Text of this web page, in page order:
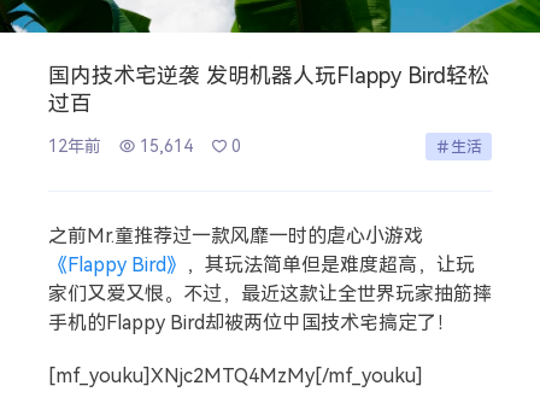
热门分类
国内技术宅逆袭 发明机器人玩Flappy Bird轻松
过百
12年前 15,614 0 生活
之前Mr.童推荐过一款风靡一时的虐心小游戏
《Flappy Bird》
，其玩法简单但是难度超高，让玩
家们又爱又恨。不过，最近这款让全世界玩家抽筋摔
手机的Flappy Bird却被两位中国技术宅搞定了！
[mf_youku]XNjc2MTQ4MzMy[/mf_youku]